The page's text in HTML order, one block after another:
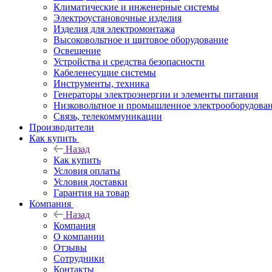
Климатические и инженерные системы
Электроустановочные изделия
Изделия для электромонтажа
Высоковольтное и щитовое оборудование
Освещение
Устройства и средства безопасности
Кабеленесущие системы
Инструменты, техника
Генераторы электроэнергии и элементы питания
Низковольтное и промышленное
Связь, телекоммуникации
Производители
Как купить
Назад
Как купить
Условия оплаты
Условия доставки
Гарантия на товар
Компания
Назад
Компания
О компании
Отзывы
Сотрудники
Контакты